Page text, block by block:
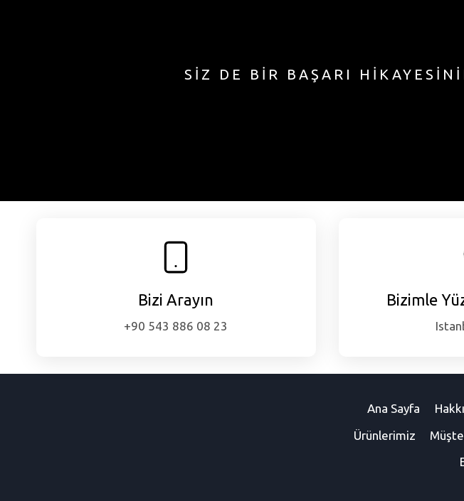
SİZ DE BİR BAŞARI
Bizi Arayın
+90 543 886 08 23
Bizimle
Ana Sayfa
Ürünlerimiz